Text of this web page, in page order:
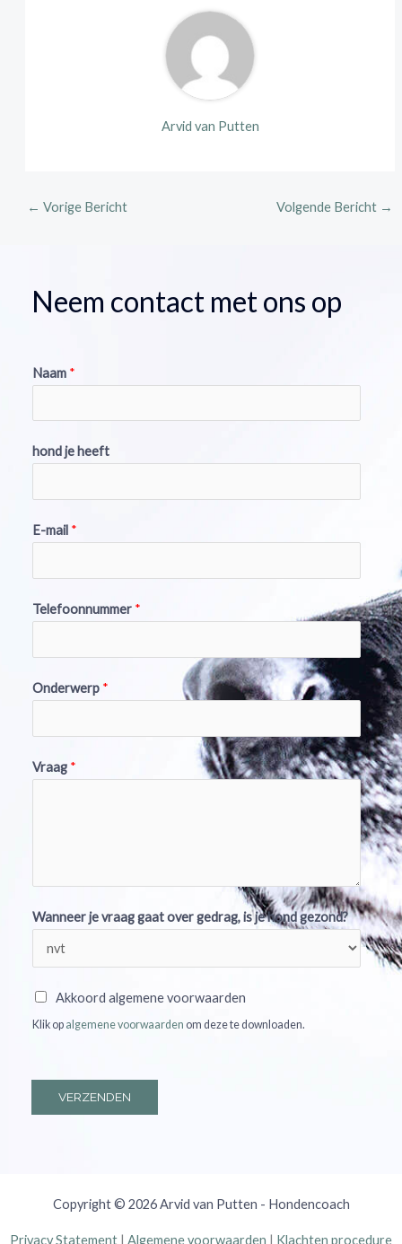
Arvid van Putten
← Vorige Bericht Volgende Bericht →
Neem contact met ons op
Naam *
hond je heeft
E-mail *
Telefoonnummer *
Onderwerp *
Vraag *
Wanneer je vraag gaat over gedrag, is je hond gezond?
A
k
r
e
Akkoord algemene voorwaarden
Klik op algemene voorwaarden om deze te downloaden.
VERZENDEN
Copyright © 2026 Arvid van Putten - Hondencoach
Privacy Statement | Algemene voorwaarden | Klachten procedure